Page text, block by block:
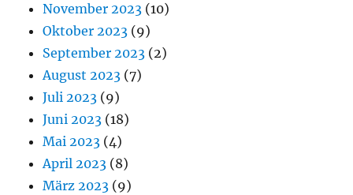
November 2023 (10)
Oktober 2023 (9)
September 2023 (2)
August 2023 (7)
Juli 2023 (9)
Juni 2023 (18)
Mai 2023 (4)
April 2023 (8)
März 2023 (9)